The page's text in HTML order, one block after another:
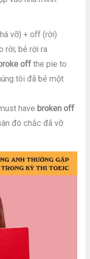
vỡ) + off (rời)
rời; bẻ rời ra
broke off the pie to
tôi đã bẻ một
have broken off
đó chắc đã vỡ